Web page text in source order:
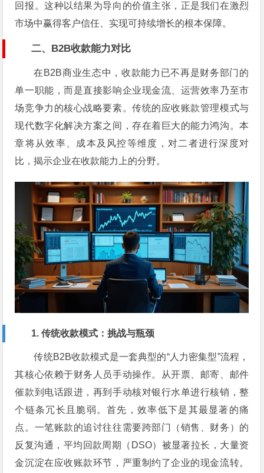
回报。这种以结果为导向的价值主张，正是我们在激烈
市场中赢得客户信任、实现可持续增长的根本保障。
二、B2B收款能力对比
在B2B商业生态中，收款能力已不再是财务部门的
单一职能，而是直接影响企业现金流、运营效率乃至市
场竞争力的核心战略要素。传统的应收账款管理模式与
现代数字化解决方案之间，存在着巨大的能力鸿沟。本
章将从效率、成本及风控等维度，对二者进行深度对
比，揭示企业在收款能力上的分野。
1. 传统收款模式：挑战与瓶颈
传统B2B收款模式是一套典型的“人力密集型”流程，
其核心依赖于财务人员手动操作。从开票、邮寄、邮件
催款到电话跟进，再到手动核对银行水单进行核销，整
个链条冗长且脆弱。首先，效率低下是其最显著的痛
点。一笔账款的追讨往往需要跨部门（销售、财务）的
反复沟通，平均回款周期（DSO）被显著拉长，大量资
金沉淀在应收账款环节，严重制约了企业的现金流转。